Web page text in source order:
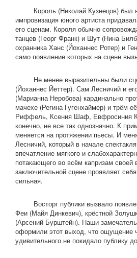
Король (Николай Кузнецов) был
импровизация юного артиста
его сценам. Короля обычно
танцев (Георг Франк) и Шут (Нина
охранника Ханс (Йоханнес Ротер) и
само появление которых на сцене
Не менее выразительны были
(Йоханнес Йеттер). Сам Лесничий и
(Марианна Неробова) кардинально
мачехе (Регина Гугенхаймер) и трём
Риффель, Ксения Шаф, Евфросиния
конечно, не все так однозначно. К
меняется на протяжении пьесы. И
Лесничий, который в начале
впечатление мягкого и
потакающего во всём капризам
заключительной сцене проявляет
сильная.
Восторг публики вызвало
Феи (Майя Динкевич), крёстной
(Арсений Бурштейн). Наши
оформили этот выход, что ощущение
удивительного не покидало публику